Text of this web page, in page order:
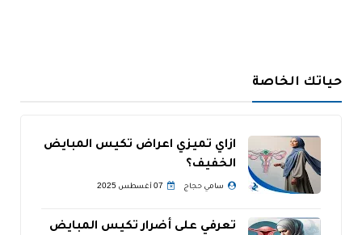
حياتك الخاصة
ازاي تميزي اعراض تكيس المبايض
الخفيف؟
سامي حجاج 07 أغسطس 2025
تعرفي على أضرار تكيس المبايض